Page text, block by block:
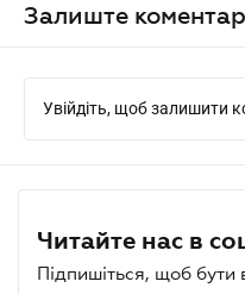
Залиште коментар
Увійдіть, щоб залишити
Читайте нас в
Підпишіться, щоб бути